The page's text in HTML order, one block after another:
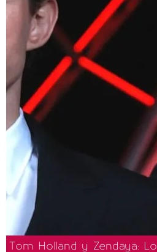
Tom Holland y Zendaya: